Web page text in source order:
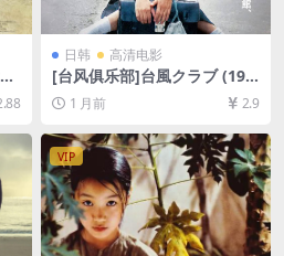
日韩 高清电影
[台风俱乐部]台風クラブ (198
5)[百度网盘+夸克网盘1080P
超清未删减资源][网盘在线播
幕]
1 月前 2.9
VIP